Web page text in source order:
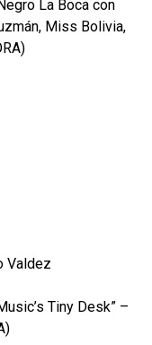
La Boca con
Miss Bolivia,
Valdez
Tiny Desk” –